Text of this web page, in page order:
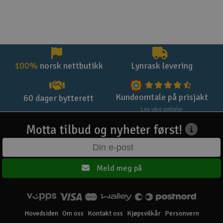
100% norsk nettbutikk Lynrask levering
60 dager bytterett Kundeomtale på prisjakt
Les våre omtaler
Motta tilbud og nyheter først!
Meld meg på
Hovedsiden Om oss Kontakt oss Kjøpsvilkår Personvern